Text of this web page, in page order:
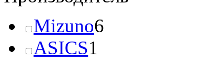
Mizuno6
ASICS1